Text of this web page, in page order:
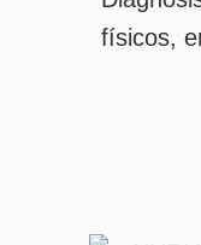
físicos,